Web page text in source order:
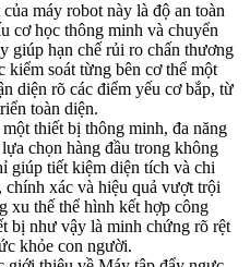
máy robot này là độ an toàn
cơ học thông minh và chuyển
giúp hạn chế rủi ro chấn thương
soát từng bên cơ thể một
diện rõ các điểm yếu cơ bắp, từ
toàn diện.
thiết bị thông minh, đa năng
chọn hàng đầu trong không
giúp tiết kiệm diện tích và chi
chính xác và hiệu quả vượt trội
xu thế thể hình kết hợp công
bị như vậy là minh chứng rõ rệt
khỏe con người.